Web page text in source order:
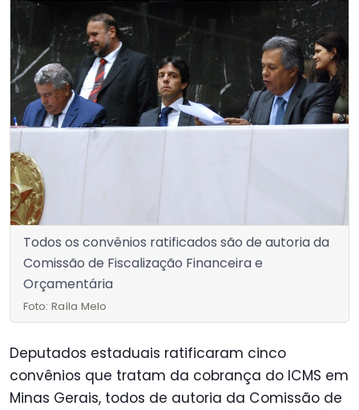
Todos os convênios ratificados são de autoria da
Comissão de Fiscalização Financeira e
Orçamentária
Foto: Raíla Melo
Deputados estaduais ratificaram cinco
convênios que tratam da cobrança do ICMS em
Minas Gerais, todos de autoria da Comissão de